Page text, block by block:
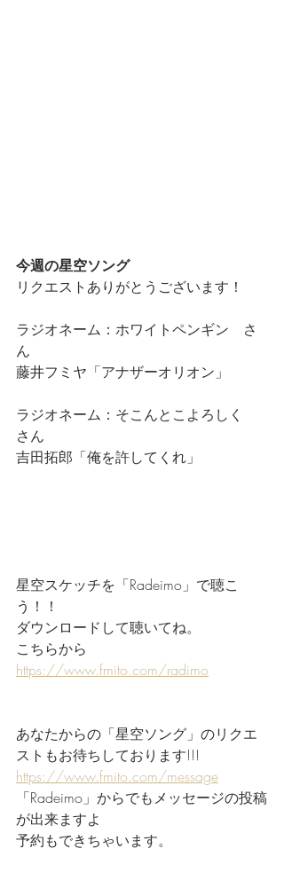
今週の星空ソング
リクエストありがとうございます！
ラジオネーム：ホワイトペンギン　さ
ん
藤井フミヤ「アナザーオリオン」
ラジオネーム：そこんとこよろしく
さん
吉田拓郎「俺を許してくれ」
星空スケッチを「Radeimo」で聴こ
う！！
ダウンロードして聴いてね。
こちらから
https://www.fmito.com/radimo
あなたからの「星空ソング」のリクエ
ストもお待ちしております!!!
https://www.fmito.com/message
「Radeimo」からでもメッセージの投稿
が出来ますよ
予約もできちゃいます。